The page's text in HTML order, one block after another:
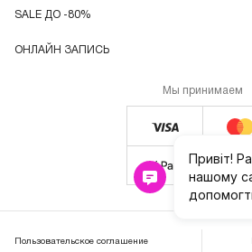
SALE ДО -80%
ОНЛАЙН ЗАПИСЬ
Мы принимаем
Пользовательское соглашение